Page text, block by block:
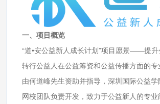
一、项目概览
“道•安公益新人成长计划”项目愿景——提
转行公益人在公益筹资和公益传播方面的专
由何道峰先生资助并指导，深圳国际公益
网校团队负责开发，致力于公益新人的专业